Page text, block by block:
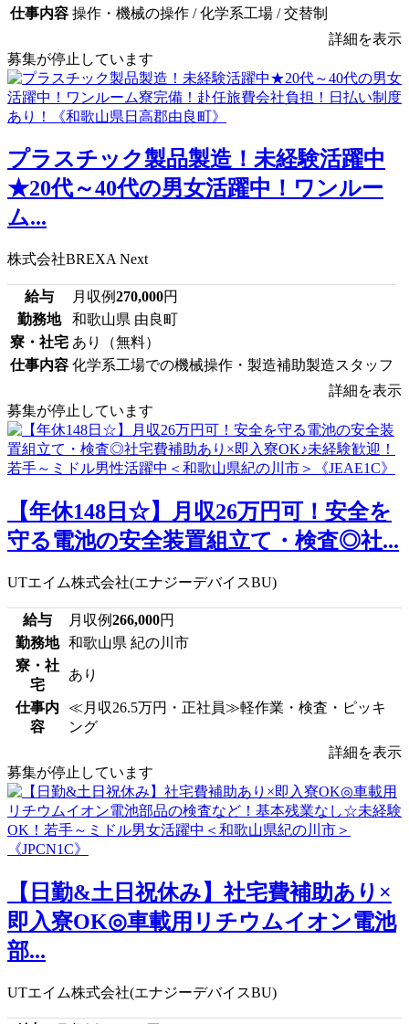
仕事内容 操作・機械の操作 / 化学系工場 / 交替制
詳細を表示
募集が停止しています
プラスチック製品製造！未経験活躍中
★20代～40代の男女活躍中！ワンルー
ム...
株式会社BREXA Next
給与 月収例270,000円
勤務地
和歌山県 由良町
寮・社宅 あり（無料）
仕事内容 化学系工場での機械操作・製造補助製造スタッフ
詳細を表示
募集が停止しています
【年休148日☆】月収26万円可！安全を
守る電池の安全装置組立て・検査◎社...
UTエイム株式会社(エナジーデバイスBU)
給与 月収例266,000円
勤務地 和歌山県 紀の川市
寮・社
宅
あり
仕事内
容
≪月収26.5万円・正社員≫軽作業・検査・ピッキ
ング
詳細を表示
募集が停止しています
【日勤&土日祝休み】社宅費補助あり×
即入寮OK◎車載用リチウムイオン電池
部...
UTエイム株式会社(エナジーデバイスBU)